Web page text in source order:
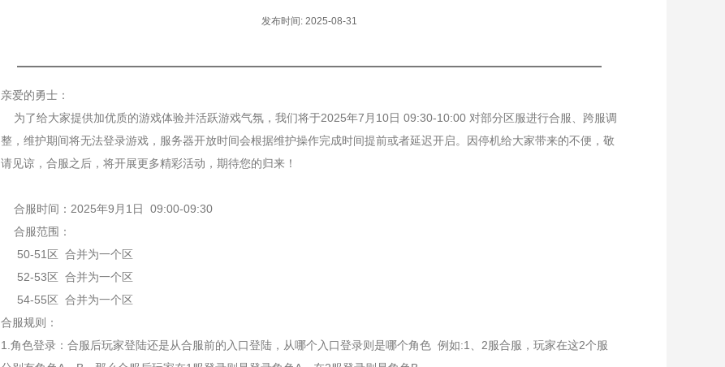
发布时间: 2025-08-31
亲爱的勇士：
为了给大家提供加优质的游戏体验并活跃游戏气氛，我们将于2025年7月10日 09:30-10:00 对部分区服进行合服、跨服调
整，维护期间将无法登录游戏，服务器开放时间会根据维护操作完成时间提前或者延迟开启。因停机给大家带来的不便，敬
请见谅，合服之后，将开展更多精彩活动，期待您的归来！
合服时间：2025年9月1日 09:00-09:30
合服范围：
50-51区 合并为一个区
52-53区 合并为一个区
54-55区 合并为一个区
合服规则：
1.角色登录：合服后玩家登陆还是从合服前的入口登陆，从哪个入口登录则是哪个角色 例如:1、2服合服，玩家在这2个服